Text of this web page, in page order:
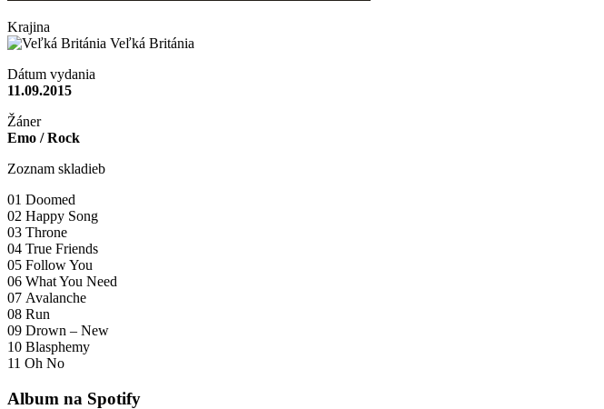
Krajina
Veľká Británia
Dátum vydania
11.09.2015
Žáner
Emo / Rock
Zoznam skladieb
01 Doomed
02 Happy Song
03 Throne
04 True Friends
05 Follow You
06 What You Need
07 Avalanche
08 Run
09 Drown – New
10 Blasphemy
11 Oh No
Album na Spotify